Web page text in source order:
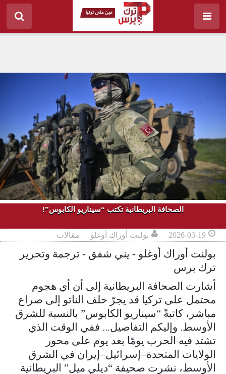
الصحافة البريطانية تكتب “سيناريو الكابوس”!
2026-03-19 بولنت أوراك أوغلو مقالات
بولنت أوراك أوغلو - يني شفق - ترجمة وتحرير
ترك برس
أشارت الصحافة البريطانية إلى أن أي هجوم
محتمل على تركيا قد يجرّ حلف الناتو إلى صراع
مباشر، كاتبةً “سيناريو الكابوس” بالنسبة للشرق
الأوسط. وإليكم التفاصيل... ففي الوقت الذي
تشتد فيه الحرب يومًا بعد يوم على محور
الولايات المتحدة–إسرائيل–إيران في الشرق
الأوسط، نشرت صحيفة “ديلي ميل” البريطانية